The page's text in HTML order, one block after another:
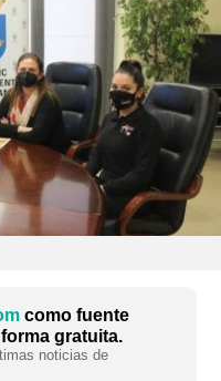
como fuente
gratuita.
noticias de